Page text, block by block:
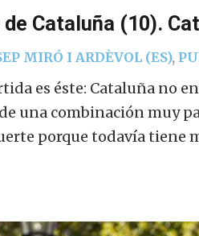
Cataluña (10).
MIRÓ I ARDÈVOL (ES),
es éste: Cataluña no
una combinación muy
porque todavía tiene